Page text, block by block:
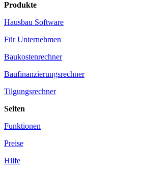
Produkte
Hausbau Software
Für Unternehmen
Baukostenrechner
Baufinanzierungsrechner
Tilgungsrechner
Seiten
Funktionen
Preise
Hilfe